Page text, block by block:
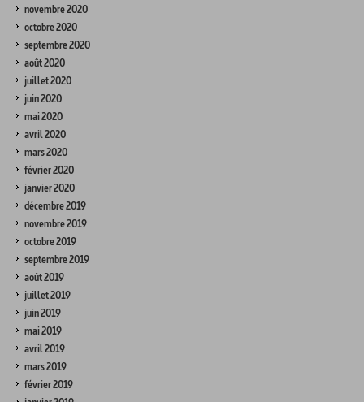
novembre 2020
octobre 2020
septembre 2020
août 2020
juillet 2020
juin 2020
mai 2020
avril 2020
mars 2020
février 2020
janvier 2020
décembre 2019
novembre 2019
octobre 2019
septembre 2019
août 2019
juillet 2019
juin 2019
mai 2019
avril 2019
mars 2019
février 2019